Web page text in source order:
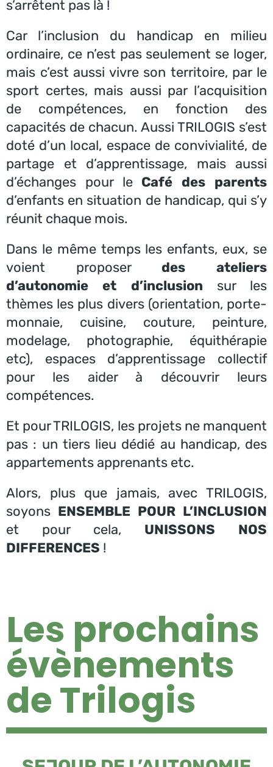
s’arrêtent pas là !
Car l’inclusion du handicap en milieu
ordinaire, ce n’est pas seulement se loger,
mais c’est aussi vivre son territoire, par le
sport certes, mais aussi par l’acquisition
de compétences, en fonction des
capacités de chacun. Aussi TRILOGIS s’est
doté d’un local, espace de convivialité, de
partage et d’apprentissage, mais aussi
d’échanges pour leCafé des parents
d’enfants en situation de handicap, qui s’y
réunit chaque mois.
Dans le même temps les enfants, eux, se
voient proposerdes ateliers
d’autonomie et d’inclusion sur les
thèmes les plus divers (orientation, porte-
monnaie, cuisine, couture, peinture,
modelage, photographie, équithérapie
etc), espaces d’apprentissage collectif
pour les aider à découvrir leurs
compétences.
Et pour TRILOGIS, les projets ne manquent
pas : un tiers lieu dédié au handicap, des
appartements apprenants etc.
Alors, plus que jamais, avec TRILOGIS,
soyons ENSEMBLE POUR L’INCLUSION
et pour cela, UNISSONS NOS
DIFFERENCES !
Les prochains
évènements
de Trilogis